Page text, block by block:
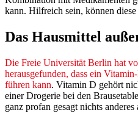
kann. Hilfreich sein, können
Das Hausmittel
Die Freie Universität Berlin hat
herausgefunden, dass ein
führen kann. Vitamin D gehört
einer Drogerie bei den
ganz profan gesagt nichts